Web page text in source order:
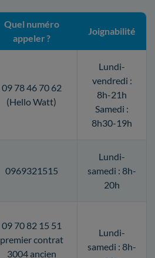
Quel numéro
appeler ?
Joignabilité
09 78 46 70 62
(Hello Watt)
Lundi-
vendredi :
8h-21h
Samedi :
8h30-19h
0969321515
Lundi-
samedi : 8h-
20h
09 70 82 15 51
premier contrat
3004 ancien
Lundi-
samedi : 8h-